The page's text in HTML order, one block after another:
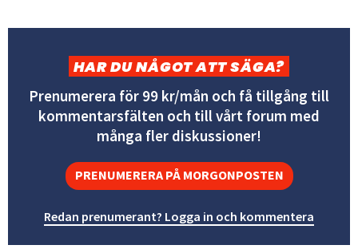
HAR DU NÅGOT ATT SÄGA?
Prenumerera för 99 kr/mån och få tillgång till
kommentarsfälten och till vårt forum med
många fler diskussioner!
PRENUMERERA PÅ MORGONPOSTEN
Redan prenumerant? Logga in och kommentera